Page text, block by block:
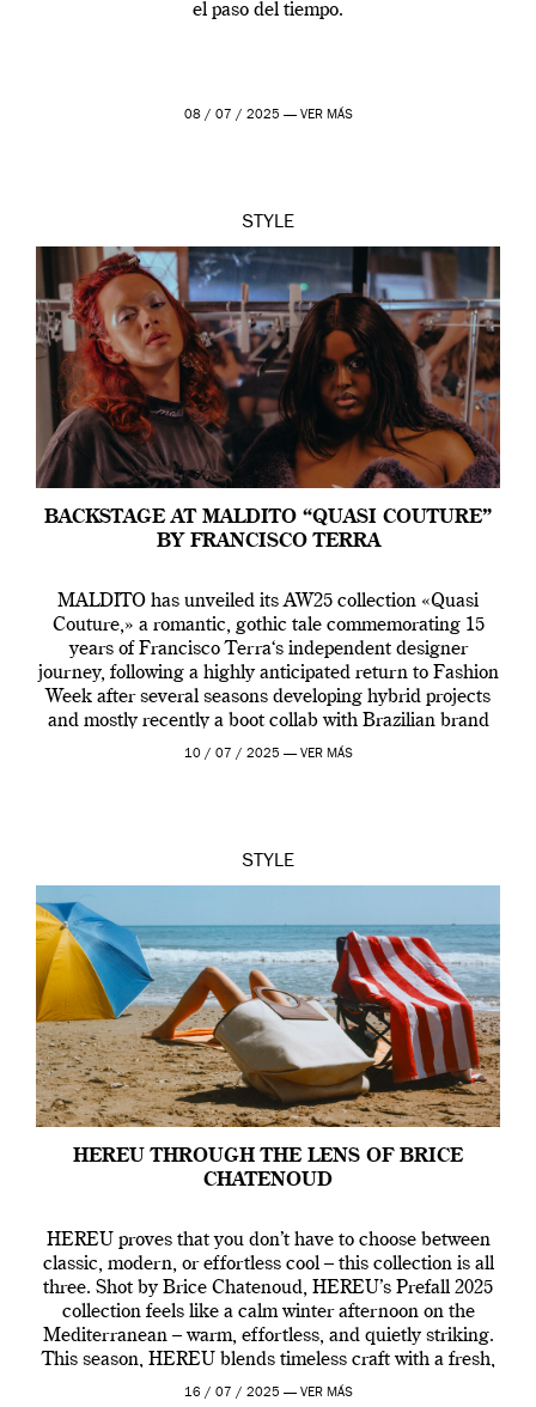
el paso del tiempo.
08 / 07 / 2025 — VER MÁS
STYLE
BACKSTAGE AT MALDITO “QUASI COUTURE”
BY FRANCISCO TERRA
MALDITO has unveiled its AW25 collection «Quasi
Couture,» a romantic, gothic tale commemorating 15
years of Francisco Terra‘s independent designer
journey, following a highly anticipated return to Fashion
Week after several seasons developing hybrid projects
and mostly recently a boot collab with Brazilian brand
Melissa. This fashion show is a component of Francisco
10 / 07 / 2025 — VER MÁS
STYLE
HEREU THROUGH THE LENS OF BRICE
CHATENOUD
HEREU proves that you don’t have to choose between
classic, modern, or effortless cool – this collection is all
three. Shot by Brice Chatenoud, HEREU’s Prefall 2025
collection feels like a calm winter afternoon on the
Mediterranean – warm, effortless, and quietly striking.
This season, HEREU blends timeless craft with a fresh,
contemporary vibe, creating […]
16 / 07 / 2025 — VER MÁS